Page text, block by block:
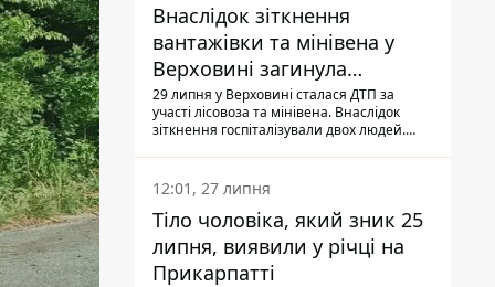
Внаслідок зіткнення
вантажівки та мінівена у
Верховині загинула
пасажирка, водійка - у
лікарні
29 липня у Верховині сталася ДТП за
участі лісовоза та мінівена. Внаслідок
зіткнення госпіталізували двох людей.
Також травми отримала водійка
автомобіля.
12:01, 27 липня
Тіло чоловіка, який зник 25
липня, виявили у річці на
Прикарпатті